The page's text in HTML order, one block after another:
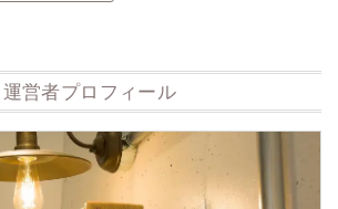
運営者プロフィール